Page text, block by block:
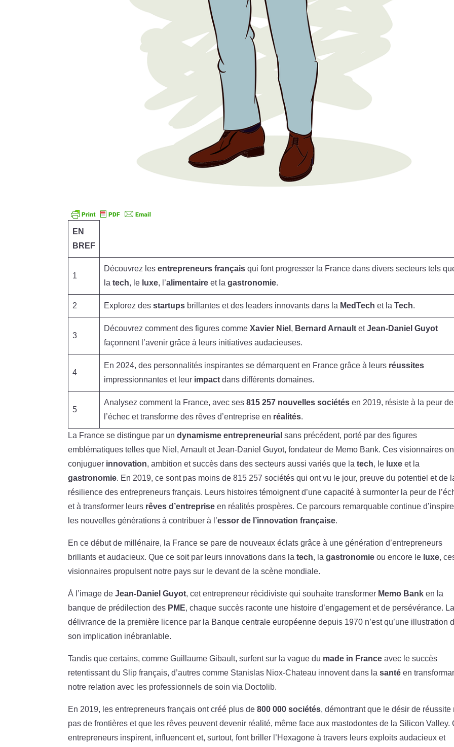
EN
BREF
1
Découvrez lesentrepreneurs français qui font progresser la France dans divers secteurs tels
latech, le luxe, l’alimentaire et lagastronomie.
2 Explorez desstartups brillantes et des leaders innovants dans la MedTech et laTech.
3
Découvrez comment des figures commeXavier Niel , Bernard Arnault etJean-Daniel Guyot
façonnent l’avenir grâce à leurs initiatives audacieuses.
4
En 2024, des personnalités inspirantes se démarquent en France grâce à leurs réussites
impressionnantes et leur impact dans différents domaines.
5
Analysez comment la France, avec ses815 257 nouvelles sociétés en 2019, résiste à la peur de
l’échec et transforme des rêves d’entreprise en réalités.
La France se distingue par undynamisme entrepreneurial sans précédent, porté par des figures
emblématiques telles que Niel, Arnault et Jean-Daniel Guyot, fondateur de Memo Bank. Ces visionnaires
conjuguer innovation, ambition et succès dans des secteurs aussi variés que latech, le luxe et la
gastronomie. En 2019, ce sont pas moins de 815 257 sociétés qui ont vu le jour, preuve du potentiel et de
résilience des entrepreneurs français. Leurs histoires témoignent d’une capacité à surmonter la peur de
et à transformer leurs rêves d’entreprise en réalités prospères. Ce parcours remarquable continue
les nouvelles générations à contribuer à l’essor de l’innovation française.
En ce début de millénaire, la France se pare de nouveaux éclats grâce à une génération d’entrepreneurs
brillants et audacieux. Que ce soit par leurs innovations dans latech, lagastronomie ou encore le luxe,
visionnaires propulsent notre pays sur le devant de la scène mondiale.
À l’image deJean-Daniel Guyot, cet entrepreneur récidiviste qui souhaite transformer Memo Bank en la
banque de prédilection des PME, chaque succès raconte une histoire d’engagement et de persévérance.
délivrance de la première licence par la Banque centrale européenne depuis 1970 n’est qu’une illustration
son implication inébranlable.
Tandis que certains, comme Guillaume Gibault, surfent sur la vague du made in France avec le succès
retentissant du Slip français, d’autres comme Stanislas Niox-Chateau innovent dans lasanté en
notre relation avec les professionnels de soin via Doctolib.
En 2019, les entrepreneurs français ont créé plus de800 000 sociétés, démontrant que le désir de réussite
pas de frontières et que les rêves peuvent devenir réalité, même face aux mastodontes de la Silicon Valley.
entrepreneurs inspirent, influencent et, surtout, font briller l’Hexagone à travers leurs exploits audacieux et